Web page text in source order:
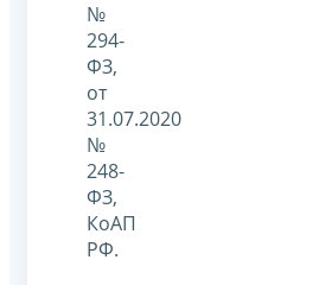
№
294-
ФЗ,
от
31.07.2020
№
248-
ФЗ,
КоАП
РФ.